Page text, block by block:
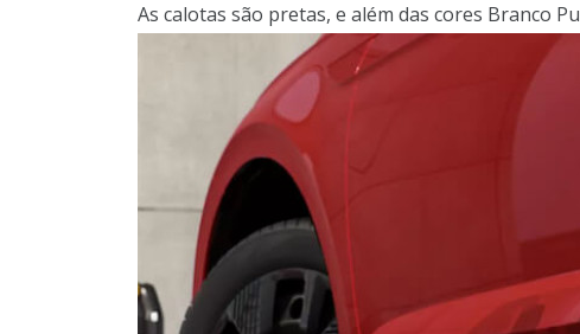
As calotas são pretas, e além das cores Branco